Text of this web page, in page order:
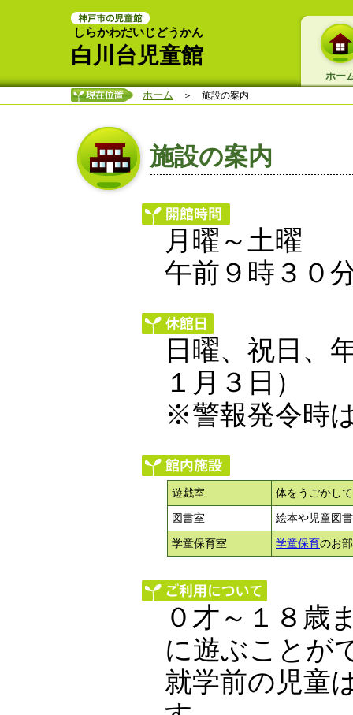
しらかわだいじどうかん
白川台児童館
ホー
ホーム ＞ 施設の案内
施設の案内
月曜～土曜
午前９時３０
日曜、祝日、
１月３日）
※警報発令時
遊戯室
体をうごかし
図書室
絵本や児童図
学童保育室
学童保育のお
０才～１８歳
に遊ぶことが
就学前の児童